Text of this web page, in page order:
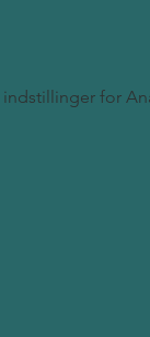
for